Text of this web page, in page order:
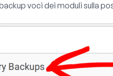
voci dei moduli sulla